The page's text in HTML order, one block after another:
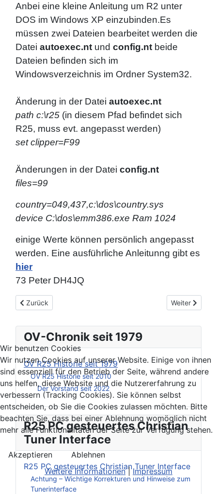
OV-Chronik seit 1979
OV R25 Historie seit 1979
OV R25 Historie seit 2010
Der Vorstand seit 2022
R25 PC gesteuertes Christian
Tuner Interface
R25 PC gesteuertes Christian Tuner Interface
Achtung – Wichtige Korrekturen und Hinweise zum
Tunerinterface
Anbei eine kleine Anleitung um R2 unter
DOS im Windows XP einzubinden.Es
müssen zwei Dateien bearbeitet werden die
Datei autoexec.nt und config.nt beide
Dateien befinden sich im
Windowsverzeichnis im Ordner System32.
Änderung in der Datei autoexec.nt
path c:\r25 (in diesem Pfad befindet sich
R25, muss evt. angepasst werden)
set clipper=F99
Änderungen in der Datei config.nt
files=99
country=049,437,c:\dos\country.sys
device C:\dos\emm386.exe Ram 1024
einige Werte können persönlich angepasst
werden. Eine ausführliche Anleitunng gibt es
hier
73 Peter DH4JQ
Vorheriger Beitrag: Das Logbuchprogramm R25 (DOS
Zurück Nächster
Weiter
Wir benutzen Cookies
Wir nutzen Cookies auf unserer Website. Einige von ihnen
sind essenziell für den Betrieb der Seite, während andere
uns helfen, diese Website und die Nutzererfahrung zu
verbessern (Tracking Cookies). Sie können selbst
entscheiden, ob Sie die Cookies zulassen möchten. Bitte
beachten Sie, dass bei einer Ablehnung womöglich nicht
mehr alle Funktionalitäten der Seite zur Verfügung stehen.
Akzeptieren
Ablehnen
Weitere Informationen|Impressum